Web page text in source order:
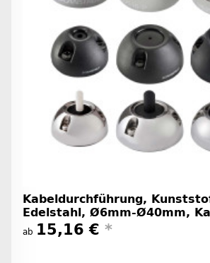
Kabeldurchführung,
Edelstahl, Ø6mm-Ø40mm,
ab 15,16 € *